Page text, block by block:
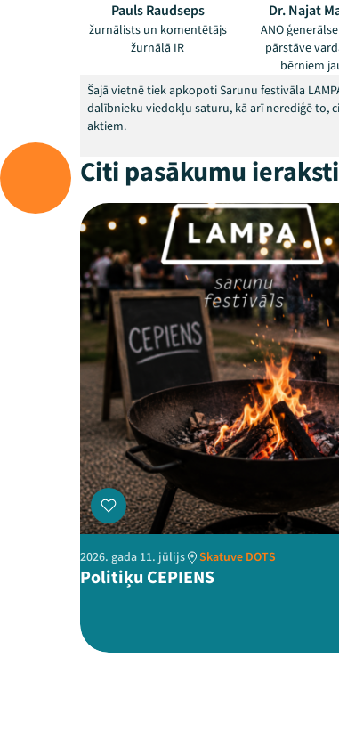
Pauls Raudseps
žurnālists un komentētājs
žurnālā IR
Dr. Najat
ANO
pārstāve
bērniem
Šajā vietnē tiek apkopoti Sarunu festivāla
dalībnieku viedokļu saturu, kā arī nerediģē to,
aktiem.
Citi pasākumu ieraksti
2026. gada 11. jūlijs Skatuve DOTS
Politiķu CEPIENS